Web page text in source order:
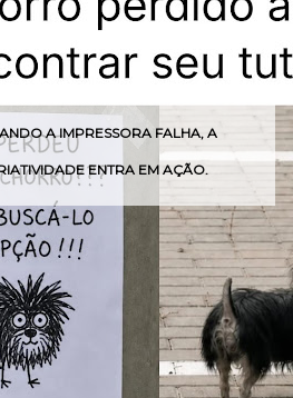
FALHA, A
EM AÇÃO.